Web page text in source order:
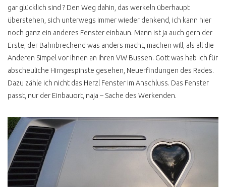
CALIFORNIA FAKE
AUFSTELLDACH
MULTIVAN SERIE 1
MULTIVAN 2.4 DIESEL
AUTOMATIK
MULTIVAN SERIE 2
T4 HOCH LANG 9 SITZER
T4 BUDGET CAMPER
T4 FUNKTIONELLER
AUSBAU
gar glücklich sind ? Den Weg dahin, das werkeln überhaupt
überstehen, sich unterwegs immer wieder denkend, ich kann hier
noch ganz ein anderes Fenster einbaun. Mann ist ja auch gern der
Erste, der Bahnbrechend was anders macht, machen will, als all die
Anderen Simpel vor Ihnen an Ihren VW Bussen. Gott was hab ich für
abscheuliche Hirngespinste gesehen, Neuerfindungen des Rades.
Dazu zähle ich nicht das Herzl Fenster im Anschluss. Das Fenster
passt, nur der Einbauort, naja – Sache des Werkenden.